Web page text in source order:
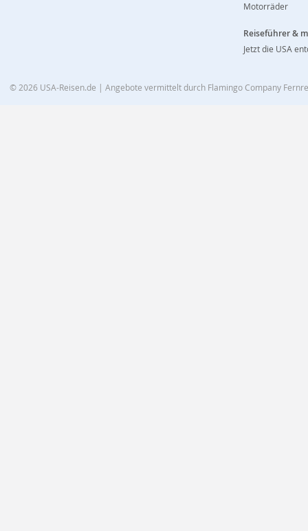
Motorräder
Reiseführer &
Jetzt die USA
© 2026 USA-Reisen.de | Angebote vermittelt durch Flamingo Company